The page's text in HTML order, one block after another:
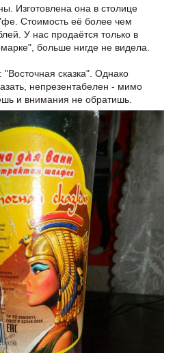
Изготовлена она в столице
Стоимость её более чем
У нас продаётся только в
больше нигде не видела.
сказка". Однако
непрезентабелен - мимо
и внимания не обратишь.